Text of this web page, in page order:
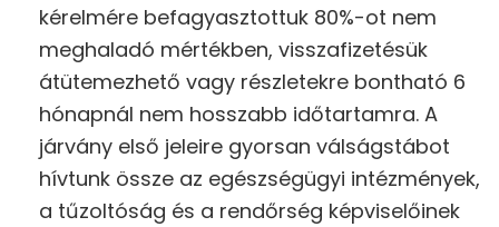
kérelmére befagyasztottuk 80%-ot nem
meghaladó mértékben, visszafizetésük
átütemezhető vagy részletekre bontható 6
hónapnál nem hosszabb időtartamra. A
járvány első jeleire gyorsan válságstábot
hívtunk össze az egészségügyi intézmények,
a tűzoltóság és a rendőrség képviselőinek